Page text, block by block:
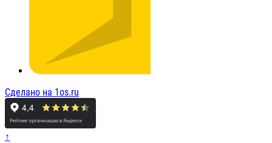
Сделано на 1os.ru
↑